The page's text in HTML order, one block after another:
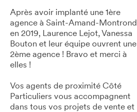
Après avoir implanté une 1ère
agence à Saint-Amand-Montrond
en 2019, Laurence Lejot, Vanessa
Bouton et leur équipe ouvrent une
2ème agence ! Bravo et merci à
elles !
Vos agents de proximité Côté
Particuliers vous accompagnent
dans tous vos projets de vente et